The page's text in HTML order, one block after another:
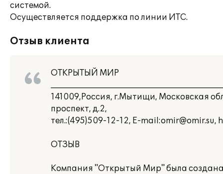
системой.
Осуществляется поддержка по линии ИТС.
Отзыв клиента
ОТКРЫТЫЙ МИР
141009,Россия, г.Мытищи, Московская
проспект, д.2,
тел.:(495)509-12-12, E-
ОТЗЫВ
Компания "Открытый Мир" была создана